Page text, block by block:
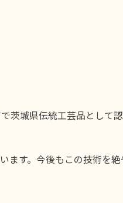
茨城県伝統工芸品として認
す。今後もこの技術を